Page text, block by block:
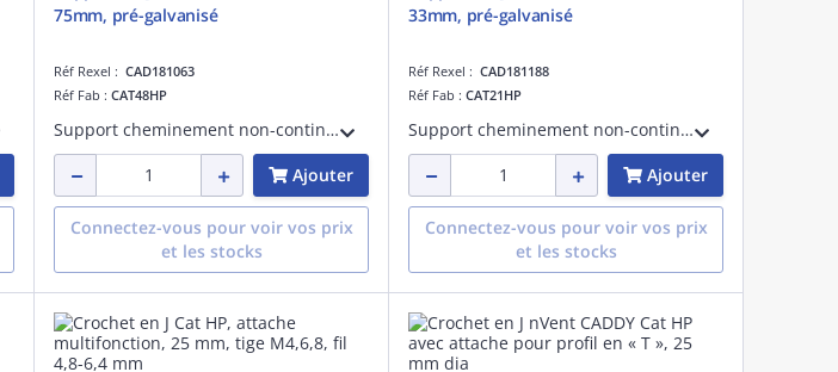
75mm, pré-galvanisé
Réf Rexel : CAD181063
Réf Fab : CAT48HP
Support cheminement non-continu, conception à base large et bords biseautés lisses. Support optimal pour les câbles de données haute performance, y compris CAT7 et les fibres optiques. Diamètre de 75 mm.
Ajouter
Connectez-vous pour voir vos prix
et les stocks
33mm, pré-galvanisé
Réf Rexel : CAD181188
Réf Fab : CAT21HP
Support cheminement non-continu, conception à base large et bords biseautés lisses. Support optimal pour les câbles de données haute performance, y compris CAT7 et les fibres optiques. Diamètre de 33 mm.
Ajouter
Connectez-vous pour voir vos prix
et les stocks